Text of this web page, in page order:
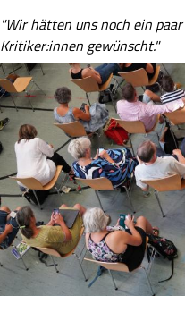
"Wir hätten uns noch ein
Kritiker:innen gewünscht."